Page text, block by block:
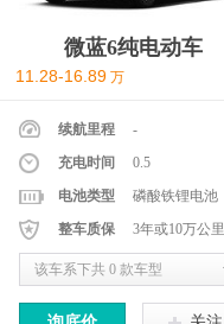
微蓝6纯电动车
11.28-16.89 万
续航里程
-
充电时间
0.5
电池类型
磷酸铁锂电池
整车质保
3年或10万公里
该车系下共 0 款车型